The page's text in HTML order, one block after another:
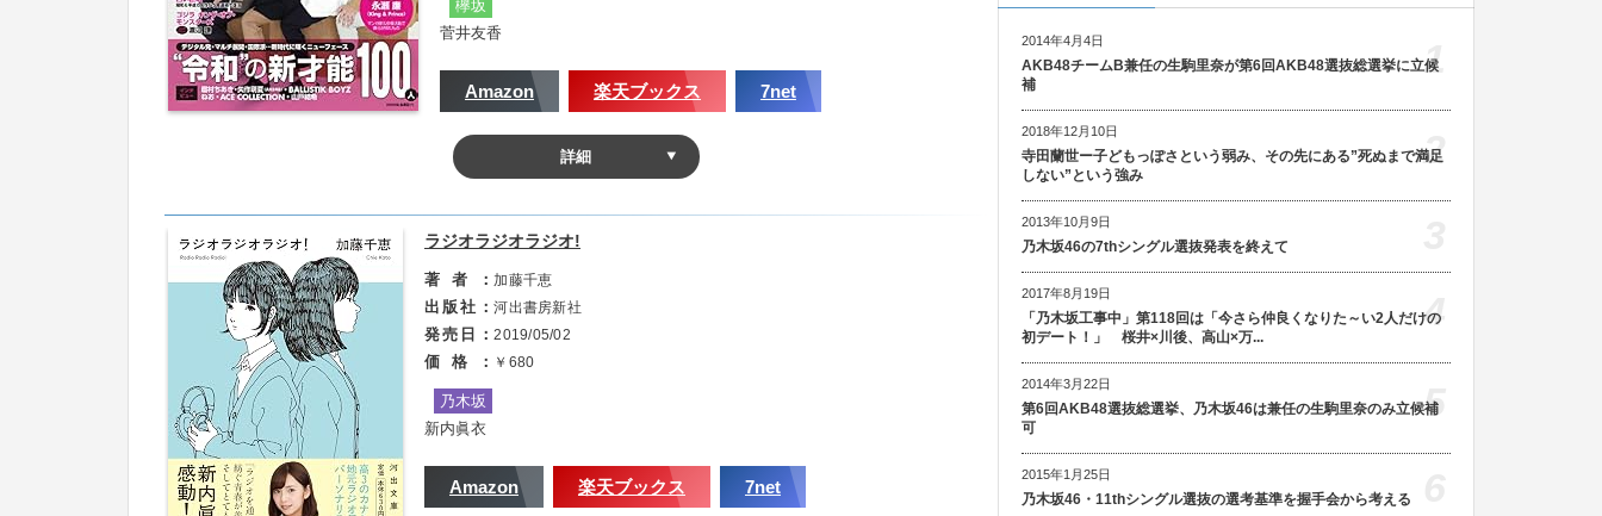
欅坂
菅井友香
Amazon 楽天ブックス 7net
詳細
・連載「乃木坂46 梅澤美波の清楚系熱血派」第13回
トピックス：『Sing Out！』選抜発表・MV撮影、4期生初公演『3人のプリンシパル』、「乃木坂46の『の』」新
MC就任（掲載：1P）
・連載「欅坂46キャプテン 菅井友香のお嬢様はいつも真剣勝負」第10回
トピックス：「3rd YEAR ANNIVERSARY LIVE」／今月の気になったニュース：「元号が平成から令和に変わり
ました」（掲載：1P）
ラジオラジオラジオ!
著者 加藤千恵
出版社 河出書房新社
発売日 2019/05/02
価格 ￥680
乃木坂
新内眞衣
Amazon 楽天ブックス 7net
2014年4月4日
AKB48チームB兼任の生駒里奈が第6回AKB48選抜総選挙に立候
補
1
2018年12月10日
寺田蘭世ー子どもっぽさという弱み、その先にある”死ぬまで満足
しない”という強み
2
2013年10月9日
乃木坂46の7thシングル選抜発表を終えて
2017年8月19日
「乃木坂工事中」第118回は「今さら仲良くなりた～い2人だけの
初デート！」 桜井×川後、高山×万...
4
2014年3月22日
第6回AKB48選抜総選挙、乃木坂46は兼任の生駒里奈のみ立候補
可
5
2015年1月25日
乃木坂46・11thシングル選抜の選考基準を握手会から考える